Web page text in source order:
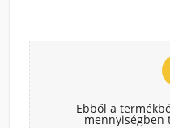
Ebből a
mennyiségben